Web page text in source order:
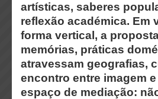
artísticas, saberes
reflexão académica. Em
forma vertical, a
memórias, práticas
atravessam geografias,
encontro entre imagem
espaço de mediação: